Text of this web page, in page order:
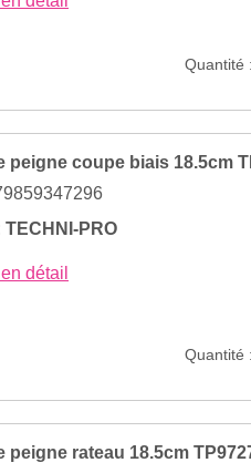
Quantité
peigne coupe biais 18.5cm
TECHNI-PRO
détail
Quantité
peigne rateau 18.5cm